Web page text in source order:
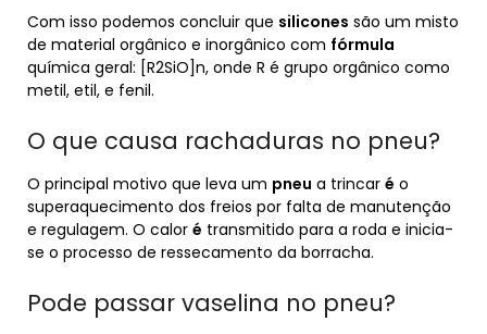
Com isso podemos concluir que silicones são um misto
de material orgânico e inorgânico com fórmula
química geral: [R2SiO]n, onde R é grupo orgânico como
metil, etil, e fenil.
O que causa rachaduras no pneu?
O principal motivo que leva um pneu a trincar é o
superaquecimento dos freios por falta de manutenção
e regulagem. O calor é transmitido para a roda e inicia-
se o processo de ressecamento da borracha.
Pode passar vaselina no pneu?